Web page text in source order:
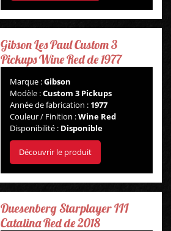
Gibson Les Paul Custom 3
Pickups Wine Red de 1977
Marque :Gibson
Modèle :Custom 3 Pickups
Année de fabrication : 1977
Couleur / Finition :Wine Red
Disponibilité : Disponible
Découvrir le produit
Duesenberg Starplayer III
Catalina Red de 2018